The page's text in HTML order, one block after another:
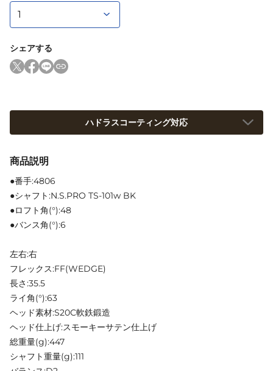
シェアする
ハドラスコーティング対応
商品説明
●番手:4806
●シャフト:N.S.PRO TS-101w BK
●ロフト角(°):48
●バンス角(°):6
左右:右
フレックス:FF(WEDGE)
長さ:35.5
ライ角(°):63
ヘッド素材:S20C軟鉄鍛造
ヘッド仕上げ:スモーキーサテン仕上げ
総重量(g):447
シャフト重量(g):111